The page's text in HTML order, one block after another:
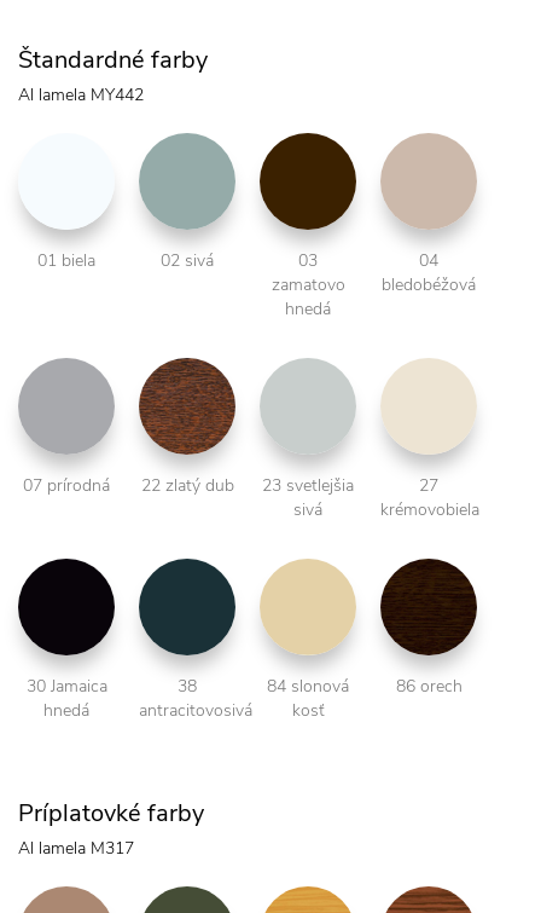
Štandardné farby
Al lamela MY442
01 biela 02 sivá
03
zamatovo
hnedá
04
bledobéžová
07 prírodná 22 zlatý dub
23 svetlejšia
sivá
27
krémovobiela
30 Jamaica
hnedá
38
antracitovosivá
84 slonová
kosť
86 orech
Príplatovké farby
Al lamela M317